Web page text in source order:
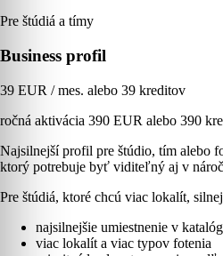
Pre štúdiá a tímy
Business profil
39 EUR / mes. alebo 39 kreditov
ročná aktivácia 390 EUR alebo 390
Najsilnejší profil pre štúdio, tím alebo
ktorý potrebuje byť viditeľný aj v
Pre štúdiá, ktoré chcú viac lokalít,
najsilnejšie umiestnenie v
viac lokalít a viac typov fotenia